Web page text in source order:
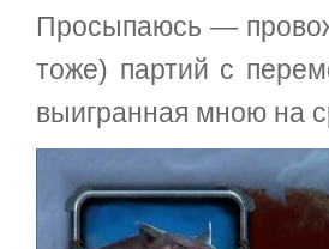
Просыпаюсь —
тоже) партий с
выигранная мною на